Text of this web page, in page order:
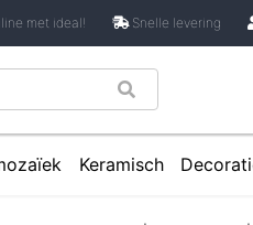
met ideal! Snelle levering
Keramisch